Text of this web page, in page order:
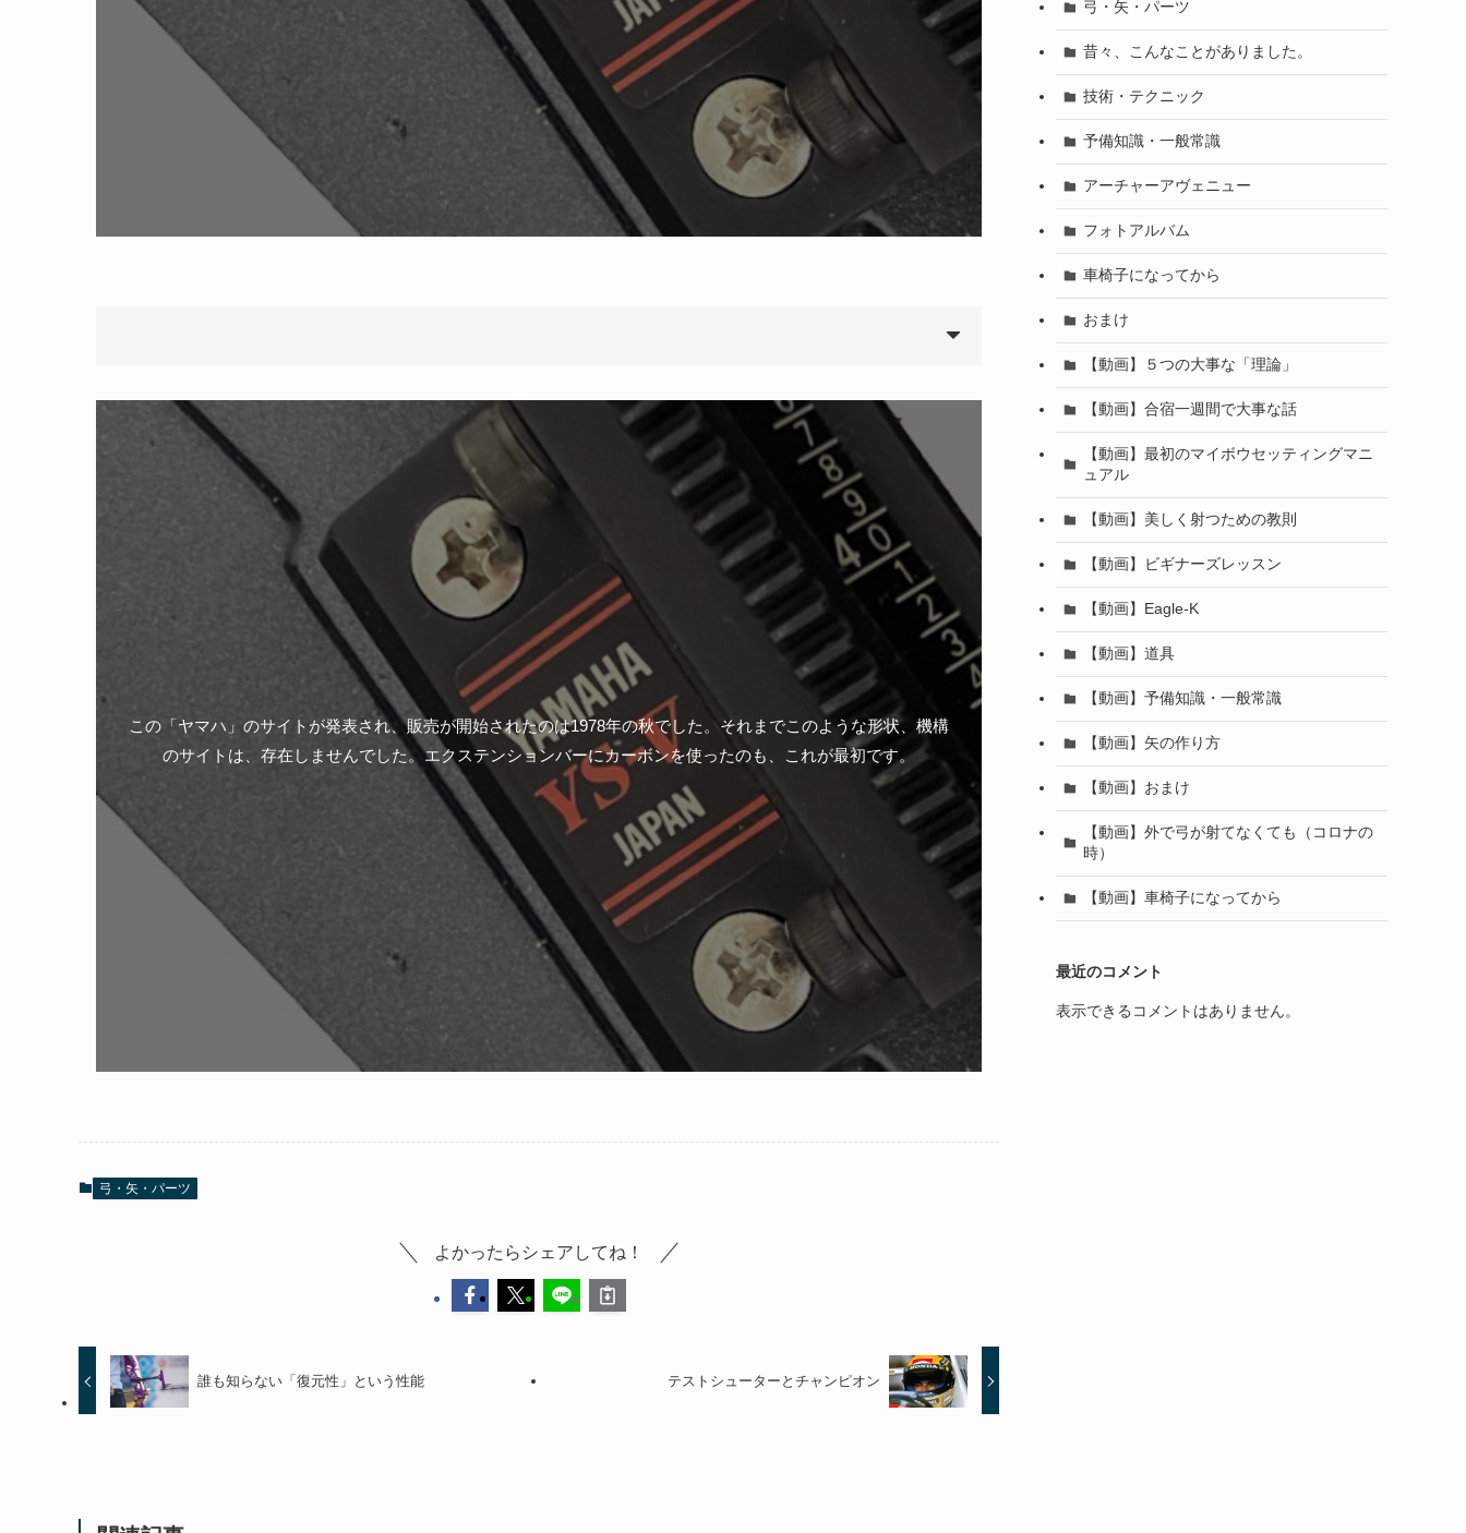
この「ヤマハ」のサイトが発表され、販売が開始されたのは1978年の秋でした。それまでこのような形状、機構
のサイトは、存在しませんでした。エクステンションバーにカーボンを使ったのも、これが最初です。
弓・矢・パーツ
よかったらシェアしてね！
誰も知らない「復元性」という性能 テストシューターとチャンピオン
弓・矢・パーツ
昔々、こんなことがありました。
技術・テクニック
予備知識・一般常識
アーチャーアヴェニュー
フォトアルバム
車椅子になってから
おまけ
【動画】５つの大事な「理論」
【動画】合宿一週間で大事な話
【動画】最初のマイボウセッティングマニ
ュアル
【動画】美しく射つための教則
【動画】ビギナーズレッスン
【動画】Eagle-K
【動画】道具
【動画】予備知識・一般常識
【動画】矢の作り方
【動画】おまけ
【動画】外で弓が射てなくても（コロナの
時）
【動画】車椅子になってから
最近のコメント
表示できるコメントはありません。